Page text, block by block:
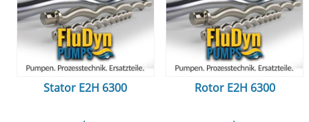
Stator E2H 6300 Rotor E2H 6300